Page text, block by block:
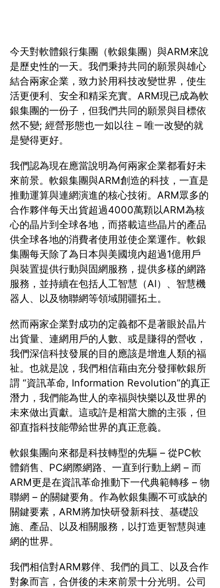
今天對軟體銀行集團（軟銀集團）與ARM來說
是歷史性的一天。我們秉持共同的願景與雄心
結合兩家企業，致力於用科技改變世界，使生
活更便利、安全和精采充實。ARM現已成為軟
銀集團的一份子，但我們共同的願景與目標依
然不變; 經營形態也一如以往 – 唯一改變的就
是變得更好。
我們認為現在應當說明為何兩家企業都看好未
來前景。軟銀集團與ARM創造的科技，一直是
推動運算與連網演進的核心技術。ARM眾多的
合作夥伴每天出貨超過4000萬顆以ARM為核
心的晶片到全球各地，而搭載這些晶片的產品
供全球各地的消費者使用並使企業運作。軟銀
集團每天除了為日本與美國境內超過1億用戶
與裝置提供行動與固網服務，提供多樣的網路
服務，並持續在包括人工智慧（AI）、智慧機
器人、以及物聯網等領域開疆拓土。
然而兩家企業對成功的定義都不是著眼於晶片
出貨量、連網用戶的人數、或是賺得的營收，
我們深信科技發展的目的應該是增進人類的福
祉。也就是說，我們相信藉由充分發揮軟銀所
謂 “資訊革命, Information Revolution”的真正
潛力，我們能為世人的幸福與快樂以及世界的
未來做出貢獻。這或許是相當大膽的主張，但
卻直指科技能帶給世界的真正意義。
軟銀集團向來都是科技轉型的先驅 – 從PC軟
體銷售、PC網際網路、一直到行動上網 – 而
ARM更是在資訊革命推動下一代典範轉移 – 物
聯網 – 的關鍵要角。作為軟銀集團不可或缺的
關鍵要素，ARM將加快研發新科技、基礎設
施、產品、以及相關服務，以打造更智慧與連
網的世界。
我們相信對ARM夥伴、我們的員工、以及合作
對象而言，合併後的未來前景十分光明。公司